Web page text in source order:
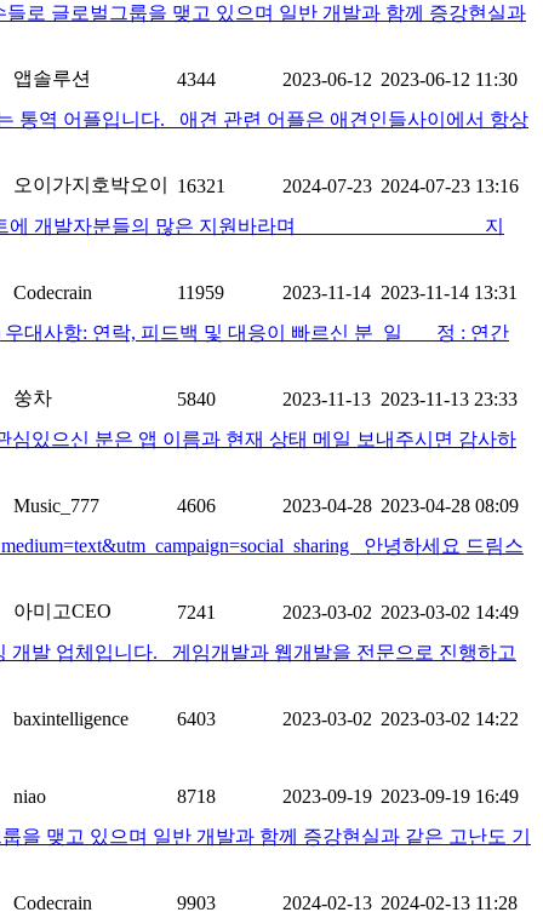
로 글로벌그룹을 맺고 있으며 일반 개발과 함께 증강현실과
앱솔루션 4344 2023-06-12 2023-06-12 11:30
역 어플입니다. 애견 관련 어플은 애견인들사이에서 항상
오이가지호박오이 16321 2024-07-23 2024-07-23 13:16
자분들의 많은 지원바라며 지
Codecrain 11959 2023-11-14 2023-11-14 13:31
우대사항: 연락, 피드백 및 대응이 빠르신 분 일 정 : 연간
쑹차 5840 2023-11-13 2023-11-13 23:33
심있으신 분은 앱 이름과 현재 상태 메일 보내주시면 감사하
Music_777 4606 2023-04-28 2023-04-28 08:09
안녕하세요 드림스
아미고CEO 7241 2023-03-02 2023-03-02 14:49
개발 업체입니다. 게임개발과 웹개발을 전문으로 진행하고
baxintelligence 6403 2023-03-02 2023-03-02 14:22
niao 8718 2023-09-19 2023-09-19 16:49
을 맺고 있으며 일반 개발과 함께 증강현실과 같은 고난도 기
Codecrain 9903 2024-02-13 2024-02-13 11:28